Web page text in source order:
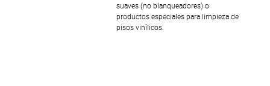
suaves (no blanqueadores) o
productos especiales para limpieza de
pisos vinílicos.